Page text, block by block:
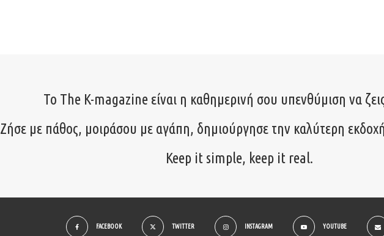
Το The K-magazine είναι η καθημερινή σου υπενθύμιση να
Ζήσε με πάθος, μοιράσου με αγάπη, δημιούργησε την καλύτερη
Keep it simple, keep it real.
FACEBOOK TWITTER INSTAGRAM YOUTUBE